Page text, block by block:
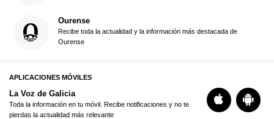
Ourense
Recibe toda la actualidad y la información más destacada de
Ourense
APLICACIONES MÓVILES
La Voz de Galicia
Toda la información en tu móvil. Recibe notificaciones y no te
pierdas la actualidad más relevante